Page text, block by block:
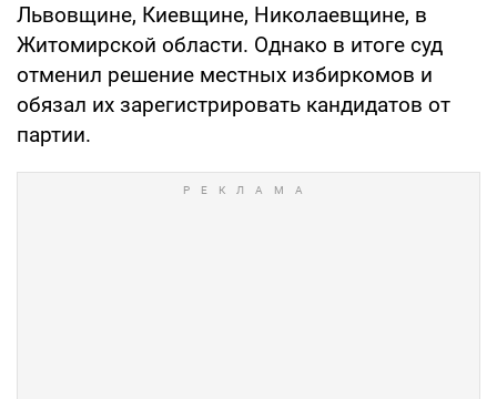
Львовщине, Киевщине, Николаевщине, в
Житомирской области. Однако в итоге суд
отменил решение местных избиркомов и
обязал их зарегистрировать кандидатов от
партии.